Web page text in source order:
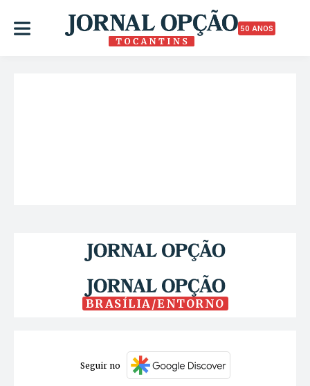
50 ANOS
BRASÍLIA/ENTORNO
Seguir no